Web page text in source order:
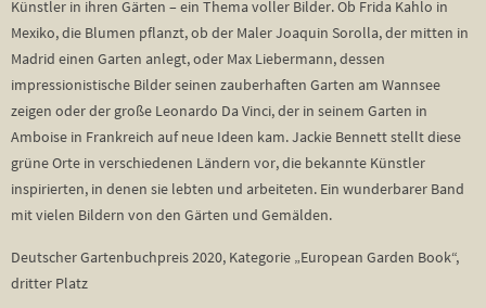
Künstler in ihren Gärten – ein Thema voller Bilder. Ob Frida Kahlo in
Mexiko, die Blumen pflanzt, ob der Maler Joaquin Sorolla, der mitten in
Madrid einen Garten anlegt, oder Max Liebermann, dessen
impressionistische Bilder seinen zauberhaften Garten am Wannsee
zeigen oder der große Leonardo Da Vinci, der in seinem Garten in
Amboise in Frankreich auf neue Ideen kam. Jackie Bennett stellt diese
grüne Orte in verschiedenen Ländern vor, die bekannte Künstler
inspirierten, in denen sie lebten und arbeiteten. Ein wunderbarer Band
mit vielen Bildern von den Gärten und Gemälden.
Deutscher Gartenbuchpreis 2020, Kategorie „European Garden Book“,
dritter Platz